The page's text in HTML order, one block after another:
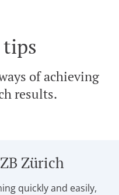
tips
of achieving
results.
Zürich
quickly and easily,